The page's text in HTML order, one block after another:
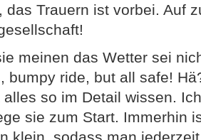
das Trauern ist vorbei. Auf
meinen das Wetter sei
bumpy ride, but all safe!
alles so im Detail wissen.
sie zum Start. Immerhin
klein, sodass man